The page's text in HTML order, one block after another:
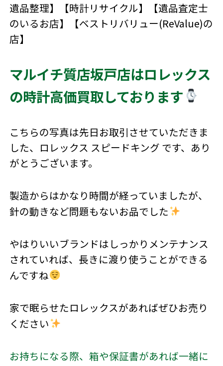
遺品整理】【時計リサイクル】【遺品査定士
のいるお店】【ベストリバリュー(ReValue)の
店】
マルイチ質店坂戸店はロレックス
の時計高価買取しております
こちらの写真は先日お取引させていただきま
した、ロレックス スピードキング です、あり
がとうございます。
製造からはかなり時間が経っていましたが、
針の動きなど問題もないお品でした
やはりいいブランドはしっかりメンテナンス
されていれば、長きに渡り使うことができる
んですね
家で眠らせたロレックスがあればぜひお売り
ください
お持ちになる際、箱や保証書があれば一緒に